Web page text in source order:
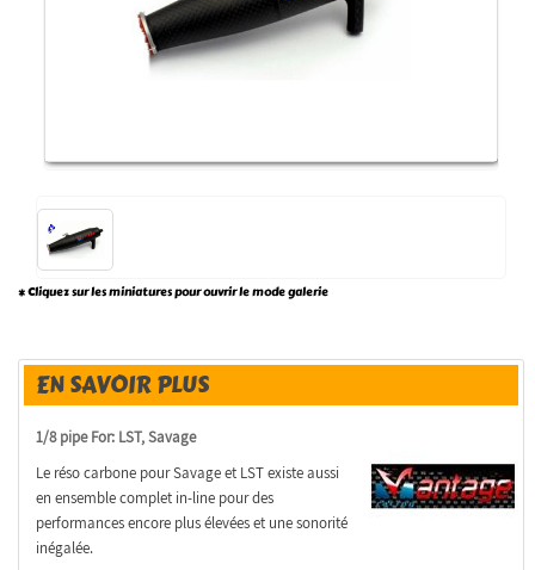
* Cliquez sur les miniatures pour ouvrir le mode galerie
EN SAVOIR PLUS
1/8 pipe For: LST, Savage
Le réso carbone pour Savage et LST existe aussi
en ensemble complet in-line pour des
performances encore plus élevées et une sonorité
inégalée.